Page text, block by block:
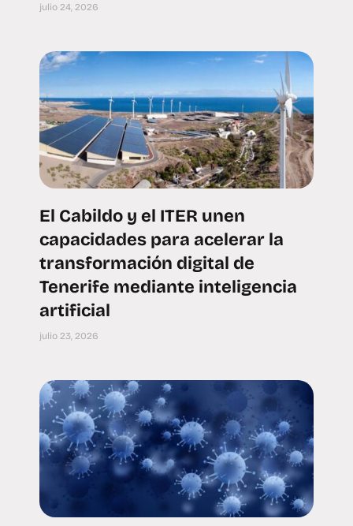
julio 24, 2026
El Cabildo y el ITER unen
capacidades para acelerar la
transformación digital de
Tenerife mediante inteligencia
artificial
julio 23, 2026